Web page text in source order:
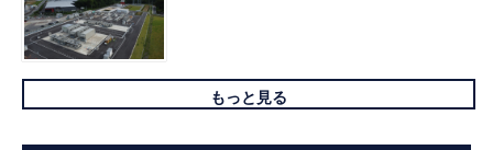
もっと見る